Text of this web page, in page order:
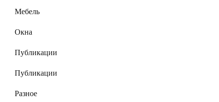
Мебель
Окна
Публикации
Публикации
Разное